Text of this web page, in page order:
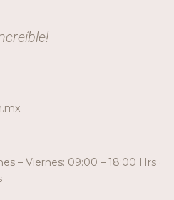
– Viernes: 09:00 – 18:00 Hrs ·